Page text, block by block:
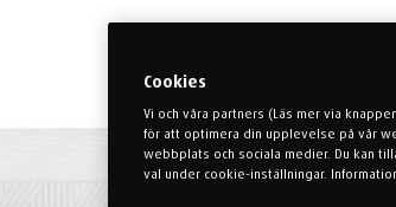
Cookies
Vi och våra partners (Läs mer via
för att optimera din upplevelse på vår
webbplats och sociala medier. Du kan
val under cookie-inställningar.